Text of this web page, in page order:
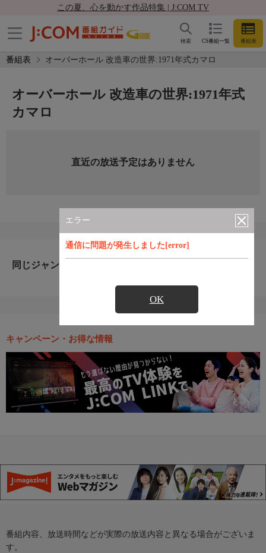
この夏、心を動かす作品特集 | J:COM TV
CS番組一覧 番組表
検索
番組表 オーバーホール 改造車の世界:1971年式カマロ
エラー
通信に問題が発生しました[error]
OK
オーバーホール 改造車の世界:1971年式
カマロ
直近の放送予定はありません
同じジャンルのおすすめ番組
キャンペーン・お得な情報
番組内容、放送時間などが実際の放送内容と異なる場合がございま
す。